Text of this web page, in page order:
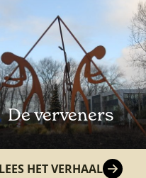
De verveners
LEES HET VERHAAL